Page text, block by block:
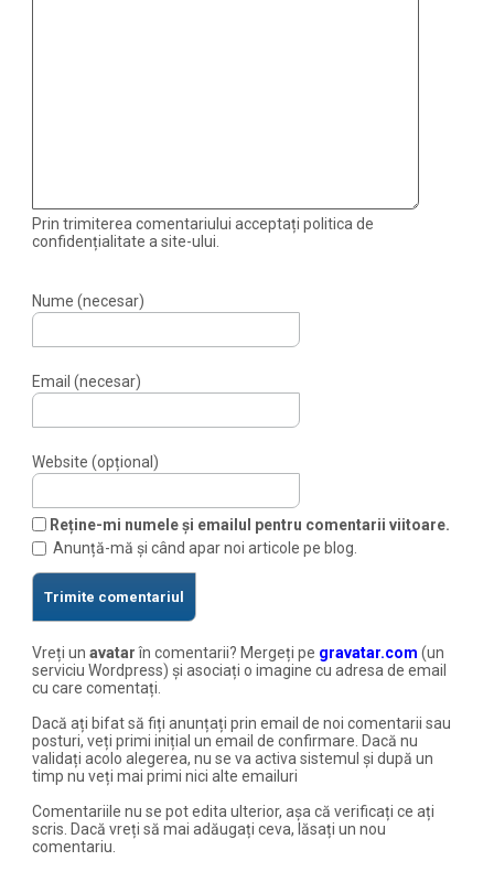
Prin trimiterea comentariului acceptați politica de
confidențialitate a site-ului.
Nume (necesar)
Email (necesar)
Website (opțional)
Reține-mi numele și emailul pentru comentarii viitoare.
Anunță-mă și când apar noi articole pe blog.
Vreți unavatarîn comentarii? Mergeți pe gravatar.com (un
serviciu Wordpress) și asociați o imagine cu adresa de email
cu care comentați.
Dacă ați bifat să fiți anunțați prin email de noi comentarii sau
posturi, veți primi inițial un email de confirmare. Dacă nu
validați acolo alegerea, nu se va activa sistemul și după un
timp nu veți mai primi nici alte emailuri
Comentariile nu se pot edita ulterior, așa că verificați ce ați
scris. Dacă vreți să mai adăugați ceva, lăsați un nou
comentariu.